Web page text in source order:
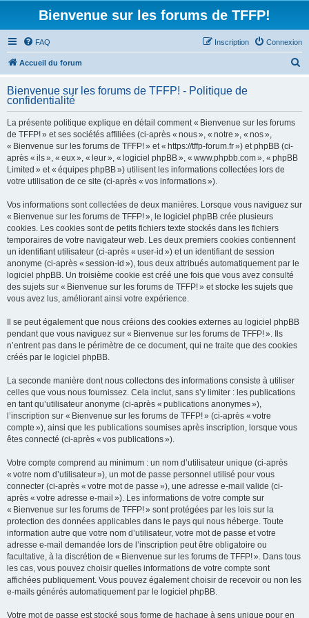
Bienvenue sur les forums de TFFP!
FAQ Connexion
Inscription
Accueil du forum
h
Bienvenue sur les forums de TFFP! - Politique de
confidentialité
La présente politique explique en détail comment « Bienvenue sur les forums
de TFFP! » et ses sociétés affiliées (ci-après « nous », « notre », « nos »,
« Bienvenue sur les forums de TFFP! » et « https://tffp-forum.fr ») et phpBB (ci-
après « ils », « eux », « leur », « logiciel phpBB », « www.phpbb.com », « phpBB
Limited » et « équipes phpBB ») utilisent les informations collectées lors de
votre utilisation de ce site (ci-après « vos informations »).
Vos informations sont collectées de deux manières. Lorsque vous naviguez sur
« Bienvenue sur les forums de TFFP! », le logiciel phpBB crée plusieurs
cookies. Les cookies sont de petits fichiers texte stockés dans les fichiers
temporaires de votre navigateur web. Les deux premiers cookies contiennent
un identifiant utilisateur (ci-après « user-id ») et un identifiant de session
anonyme (ci-après « session-id »), tous deux attribués automatiquement par le
logiciel phpBB. Un troisième cookie est créé une fois que vous avez consulté
des sujets sur « Bienvenue sur les forums de TFFP! » et stocke les sujets que
vous avez lus, améliorant ainsi votre expérience.
Il se peut également que nous créions des cookies externes au logiciel phpBB
pendant que vous naviguez sur « Bienvenue sur les forums de TFFP! ». Ils
n’entrent pas dans le périmètre de ce document, qui ne traite que des cookies
créés par le logiciel phpBB.
La seconde manière dont nous collectons des informations consiste à utiliser
celles que vous nous fournissez. Cela inclut, sans s’y limiter : les publications
en tant qu’utilisateur anonyme (ci-après « publications anonymes »),
l’inscription sur « Bienvenue sur les forums de TFFP! » (ci-après « votre
compte »), ainsi que les publications soumises après inscription, lorsque vous
êtes connecté (ci-après « vos publications »).
Votre compte comprend au minimum : un nom d’utilisateur unique (ci-après
« votre nom d’utilisateur »), un mot de passe personnel utilisé pour vous
connecter (ci-après « votre mot de passe »), une adresse e-mail valide (ci-
après « votre adresse e-mail »). Les informations de votre compte sur
« Bienvenue sur les forums de TFFP! » sont protégées par les lois sur la
protection des données applicables dans le pays qui nous héberge. Toute
information autre que votre nom d’utilisateur, votre mot de passe et votre
adresse e-mail demandée lors de l’inscription peut être obligatoire ou
facultative, à la discrétion de « Bienvenue sur les forums de TFFP! ». Dans tous
les cas, vous pouvez choisir quelles informations de votre compte sont
affichées publiquement. Vous pouvez également choisir de recevoir ou non les
e-mails générés automatiquement par le logiciel phpBB.
Votre mot de passe est stocké sous forme de hachage à sens unique pour en